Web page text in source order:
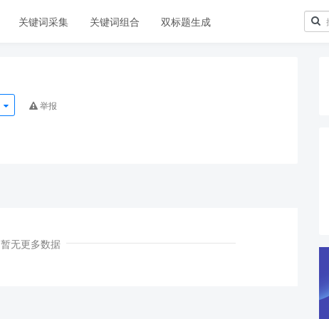
关键词采集 关键词组合 双标题生成
举报
暂无更多数据